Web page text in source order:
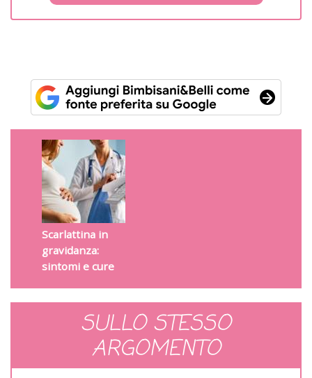
Scarlattina in
gravidanza:
sintomi e cure
SULLO STESSO
ARGOMENTO